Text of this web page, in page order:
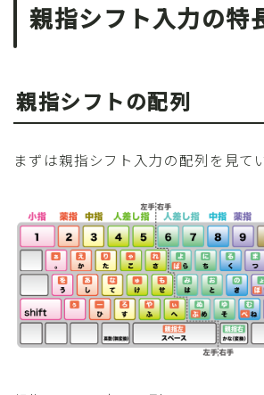
親指シフト入力の特
親指シフトの配列
まずは親指シフト入力の配列を見て